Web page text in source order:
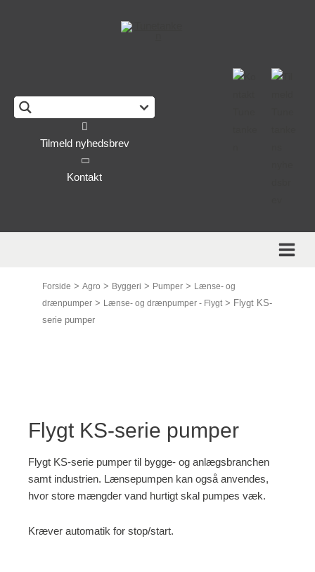
Tilmeld nyhedsbrev
Kontakt
Forside > Agro > Byggeri > Pumper > Lænse- og
drænpumper > Lænse- og drænpumper - Flygt> Flygt KS-
serie pumper
Flygt KS-serie pumper
Flygt KS-serie pumper til bygge- og anlægsbranchen
samt industrien. Lænsepumpen kan også anvendes,
hvor store mængder vand hurtigt skal pumpes væk.
Kræver automatik for stop/start.
This form is temporarily unavailable.